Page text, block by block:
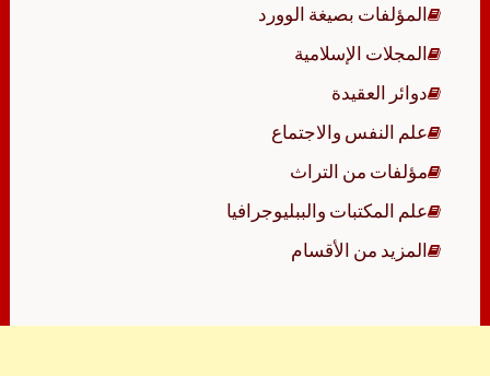
المؤلفات بصيغة الوورد
المجلات الإسلامية
دوائر العقيدة
علم النفس والاجتماع
مؤلفات من التراث
علم المكتبات والببليوجرافيا
المزيد من الأقسام